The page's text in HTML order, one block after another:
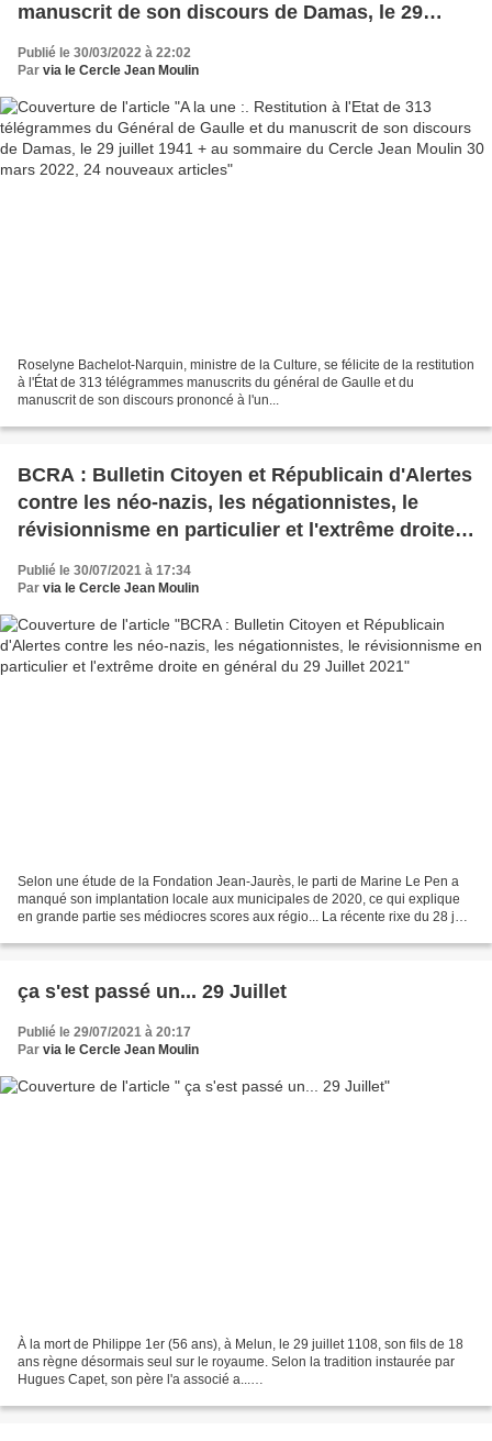
manuscrit de son discours de Damas, le 29
juillet 1941 + au sommaire du Cercle Jean
Moulin 30 mars 2022, 24 nouveaux articles
Publié le 30/03/2022 à 22:02
Par via le Cercle Jean Moulin
Roselyne Bachelot-Narquin, ministre de la Culture, se félicite de la restitution
à l'État de 313 télégrammes manuscrits du général de Gaulle et du
manuscrit de son discours prononcé à l'un...
BCRA : Bulletin Citoyen et Républicain d'Alertes
contre les néo-nazis, les négationnistes, le
révisionnisme en particulier et l'extrême droite
Publié le 30/07/2021 à 17:34
Par via le Cercle Jean Moulin
Selon une étude de la Fondation Jean-Jaurès, le parti de Marine Le Pen a
manqué son implantation locale aux municipales de 2020, ce qui explique
en grande partie ses médiocres scores aux régio... La récente rixe du 28 juin
ça s'est passé un... 29 Juillet
Publié le 29/07/2021 à 20:17
Par via le Cercle Jean Moulin
À la mort de Philippe 1er (56 ans), à Melun, le 29 juillet 1108, son fils de 18
ans règne désormais seul sur le royaume. Selon la tradition instaurée par
Hugues Capet, son père l'a associé a...
.